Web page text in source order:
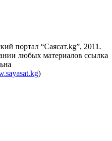
портал “Саясат.kg”, 2011.
любых материалов ссылка
)